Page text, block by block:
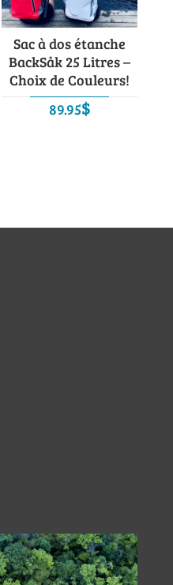
Sac à dos étanche
BackSåk 25 Litres –
Choix de Couleurs!
89.95$